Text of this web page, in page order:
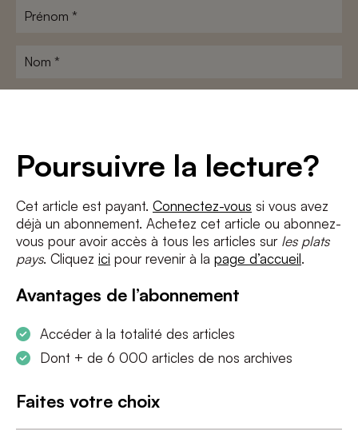
Poursuivre la lecture?
Cet article est payant. Connectez-vous si vous avez
déjà un abonnement. Achetez cet article ou abonnez-
vous pour avoir accès à tous les articles sur les plats
pays. Cliquez ici pour revenir à la page d’accueil.
Avantages de l’abonnement
Accéder à la totalité des articles
Dont + de 6 000 articles de nos archives
Faites votre choix
Prénom
Nom
J'accepte les termes et conditions etla politique de confidentialité
S'INSCRIRE